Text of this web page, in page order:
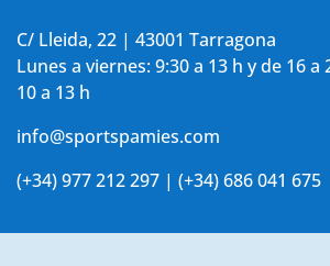
C/ Lleida, 22 | 43001 Tarragona
Lunes a viernes: 9:30 a 13 h y de 16
10 a 13 h
info@sportspamies.com
(+34) 977 212 297 | (+34) 686 041 675